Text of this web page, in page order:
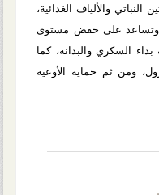
والألياف الغذائية،
وتساعد على خفض مستوى
السكري والبدانة، كما
ومن ثم حماية الأوعية